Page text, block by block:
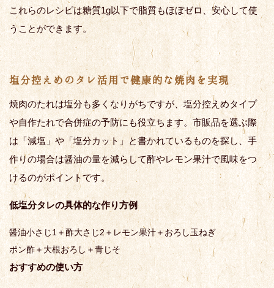
これらのレシピは糖質1g以下で脂質もほぼゼロ、安心して使
うことができます。
塩分控えめのタレ活用で健康的な焼肉を実現
焼肉のたれは塩分も多くなりがちですが、塩分控えめタイプ
や自作たれで合併症の予防にも役立ちます。市販品を選ぶ際
は「減塩」や「塩分カット」と書かれているものを探し、手
作りの場合は醤油の量を減らして酢やレモン果汁で風味をつ
けるのがポイントです。
低塩分タレの具体的な作り方例
醤油小さじ1＋酢大さじ2＋レモン果汁＋おろし玉ねぎ
ポン酢＋大根おろし＋青じそ
おすすめの使い方